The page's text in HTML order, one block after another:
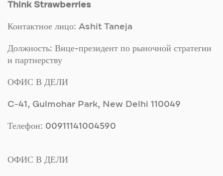
Think Strawberries
Контактное лицо: Ashit Taneja
Должность: Вице-президент по рыночной стратегии
и партнерству
ОФИС В ДЕЛИ
C-41, Gulmohar Park, New Delhi 110049
Телефон: 00911141004590
ОФИС В ДЕЛИ